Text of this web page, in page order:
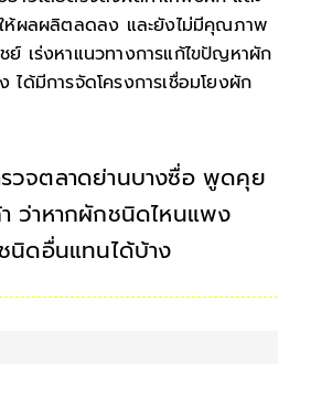
ห้ผลผลิตลดลง และยังไม่มีคุณภาพ
เร่งหาแนวทางการแก้ไขปัญหาผัก
ได้มีการจัดโครงการเชื่อมโยงผัก
วจตลาดย่านบางซื่อ พูดคุย
ว่าหากผักชนิดไหนแพง
นิดอื่นแทนได้บ้าง